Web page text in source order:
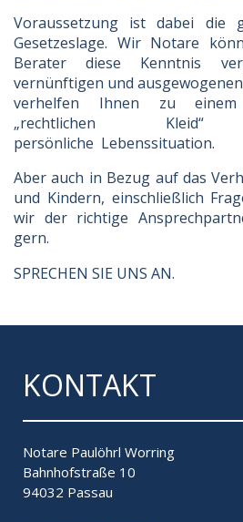
Voraussetzung ist dabei die
Gesetzeslage. Wir Notare
Berater diese Kenntnis
vernünftigen und
verhelfen Ihnen zu einem
„rechtlichen
persönliche Lebenssituation.
Aber auch in Bezug auf das
und Kindern, einschließlich
wir der richtige
gern.
SPRECHEN SIE UNS AN.
KONTAKT
Notare Paulöhrl Worring
Bahnhofstraße 10
94032 Passau